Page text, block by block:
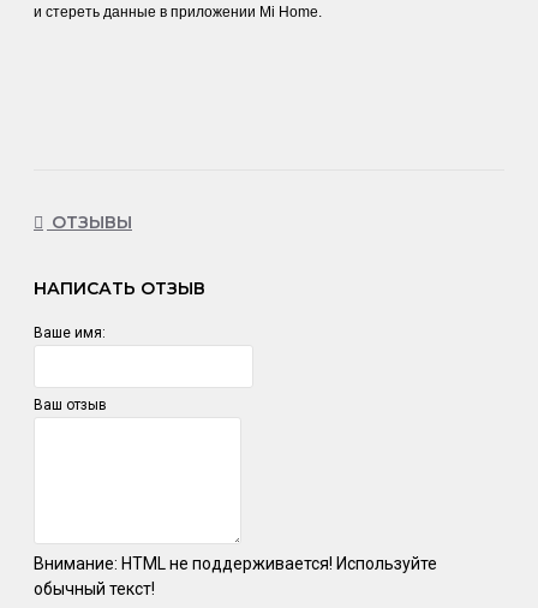
и стереть данные в приложении Mi Home.
ОТЗЫВЫ
НАПИСАТЬ ОТЗЫВ
Ваше имя:
Ваш отзыв
Внимание: HTML не поддерживается! Используйте
обычный текст!